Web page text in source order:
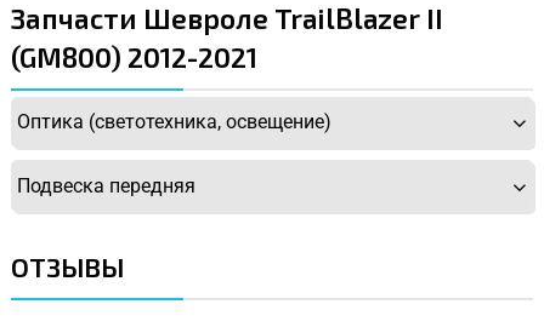
Запчасти Шевроле TrailBlazer II
(GM800) 2012-2021
Оптика (светотехника, освещение)
Подвеска передняя
ОТЗЫВЫ